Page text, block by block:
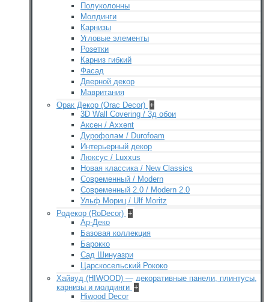
Полуколонны
Молдинги
Карнизы
Угловые элементы
Розетки
Карниз гибкий
Фасад
Дверной декор
Мавритания
Орак Декор (Orac Decor) +
3D Wall Covering / 3д обои
Аксен / Axxent
Дурофолам / Durofoam
Интерьерный декор
Люксус / Luxxus
Новая классика / New Classics
Современный / Modern
Современный 2.0 / Modern 2.0
Ульф Мориц / Ulf Moritz
Родекор (RoDecor) +
Ар-Деко
Базовая коллекция
Барокко
Сад Шинуазри
Царскосельский Рококо
Хайвуд (HIWOOD) — декоративные панели, плинтусы,
карнизы и молдинги +
Hiwood Decor